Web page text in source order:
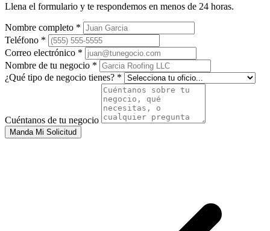
Llena el formulario y te respondemos en menos de 24 horas.
Nombre completo *
Teléfono *
Correo electrónico *
Nombre de tu negocio *
¿Qué tipo de negocio tienes? *
Cuéntanos de tu negocio
Manda Mi Solicitud